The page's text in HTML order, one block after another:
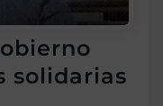
solidarias